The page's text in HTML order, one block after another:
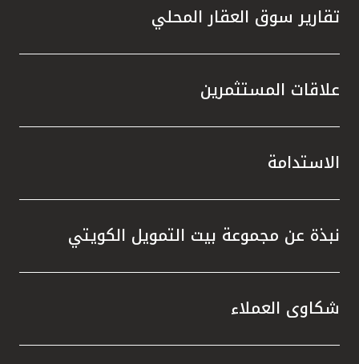
تقارير سوق العقار المحلي
علاقات المستثمرين
الاستدامة
نبذة عن مجموعة بيت التمويل الكويتي
شكاوى العملاء